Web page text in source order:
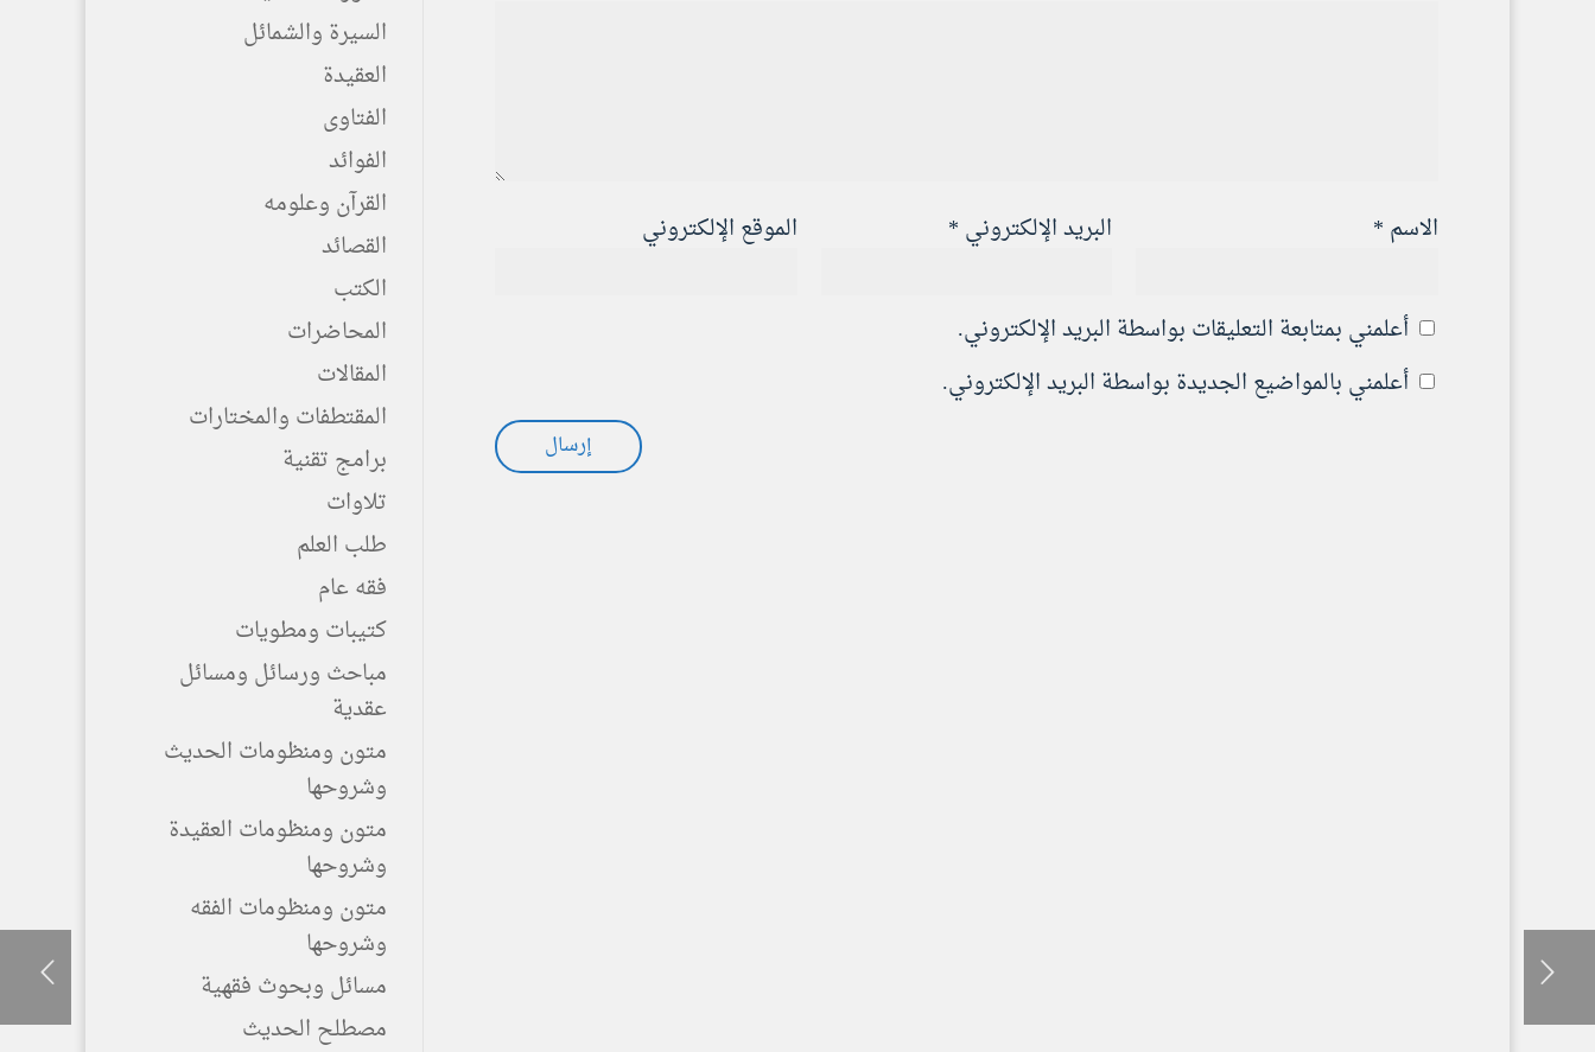
الاسم * البريد الإلكتروني * الموقع الإلكتروني
أعلمني بمتابعة التعليقات بواسطة البريد الإلكتروني.
أعلمني بالمواضيع الجديدة بواسطة البريد الإلكتروني.
السيرة والشمائل
العقيدة
الفتاوى
الفوائد
القرآن وعلومه
القصائد
الكتب
المحاضرات
المقالات
المقتطفات والمختارات
برامج تقنية
تلاوات
طلب العلم
فقه عام
كتيبات ومطويات
مباحث ورسائل ومسائل
عقدية
متون ومنظومات الحديث
وشروحها
متون ومنظومات العقيدة
وشروحها
متون ومنظومات الفقه
وشروحها
مسائل وبحوث فقهية
مصطلح الحديث